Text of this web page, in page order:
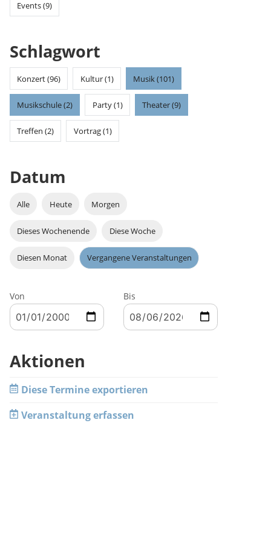
Events (9)
Schlagwort
Konzert (96) Kultur (1) Musik (101)
Musikschule (2) Party (1) Theater (9)
Treffen (2) Vortrag (1)
Datum
Alle Heute Morgen
Dieses Wochenende Diese Woche
Diesen Monat Vergangene Veranstaltungen
Von Bis
Aktionen
Diese Termine exportieren
Veranstaltung erfassen